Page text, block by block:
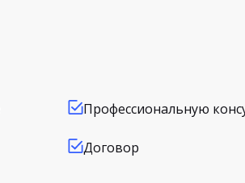
Профессиональную
Договор